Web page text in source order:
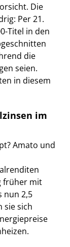
Die
Per 21.
Titel in den
die
seien.
in diesem
im
Amato und
früher mit
nun 2,5
sie sich